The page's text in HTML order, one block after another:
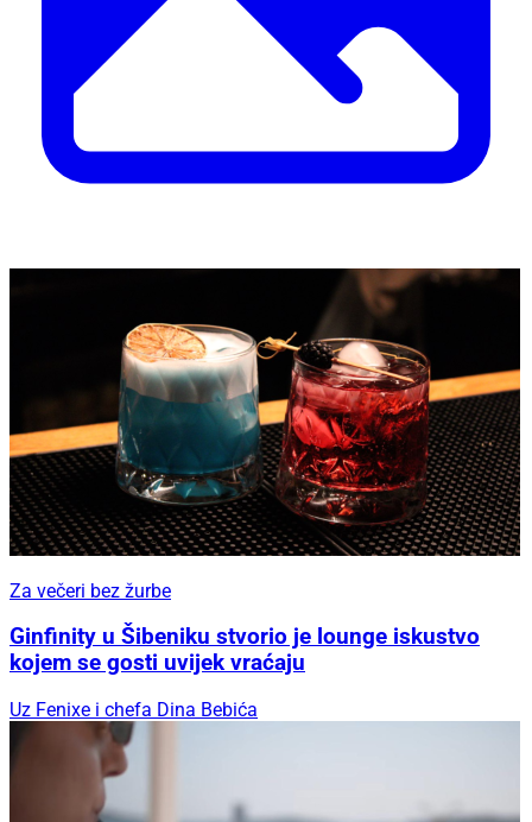
Za večeri bez žurbe
Ginfinity u Šibeniku stvorio je lounge iskustvo
kojem se gosti uvijek vraćaju
Uz Fenixe i chefa Dina Bebića